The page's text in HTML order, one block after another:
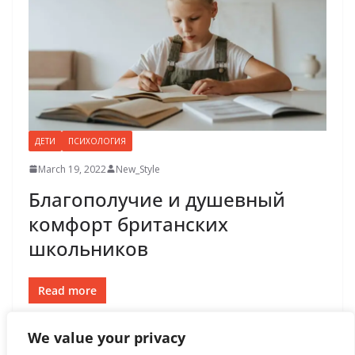
We value your privacy
ДЕТИ ПСИХОЛОГИЯ
March 19, 2022 New_Style
Благополучие и душевный
комфорт британских
школьников
Read more